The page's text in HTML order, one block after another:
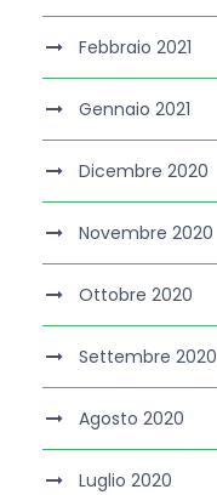
Febbraio 2021
Gennaio 2021
Dicembre 2020
Novembre 2020
Ottobre 2020
Settembre 2020
Agosto 2020
Luglio 2020